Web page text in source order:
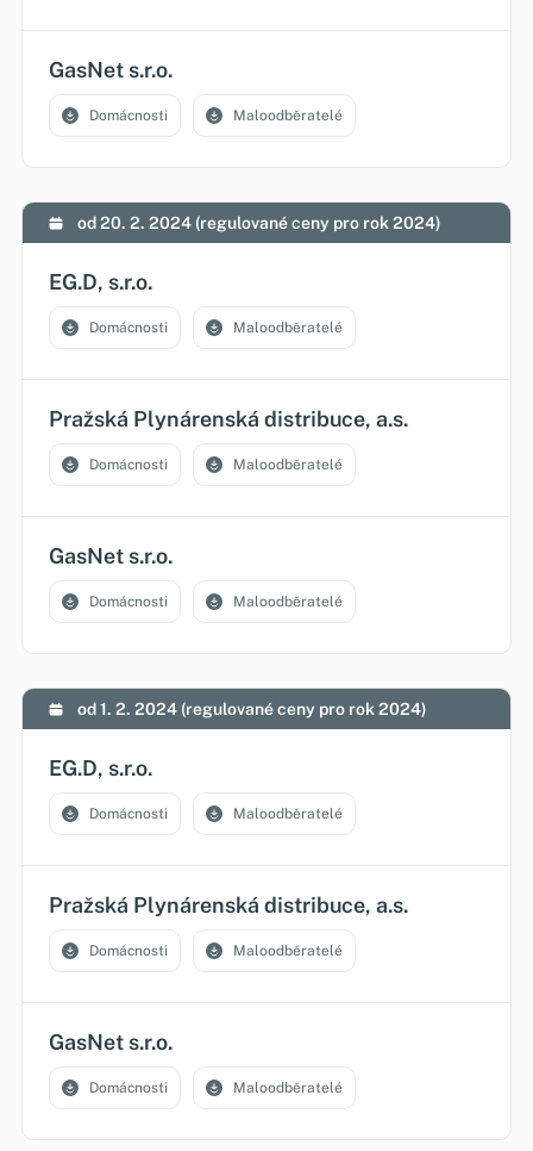
GasNet s.r.o.
Domácnosti Maloodběratelé
od 20. 2. 2024 (regulované ceny pro rok 2024)
EG.D, s.r.o.
Domácnosti Maloodběratelé
Pražská Plynárenská distribuce, a.s.
Domácnosti Maloodběratelé
GasNet s.r.o.
Domácnosti Maloodběratelé
od 1. 2. 2024 (regulované ceny pro rok 2024)
EG.D, s.r.o.
Domácnosti Maloodběratelé
Pražská Plynárenská distribuce, a.s.
Domácnosti Maloodběratelé
GasNet s.r.o.
Domácnosti Maloodběratelé